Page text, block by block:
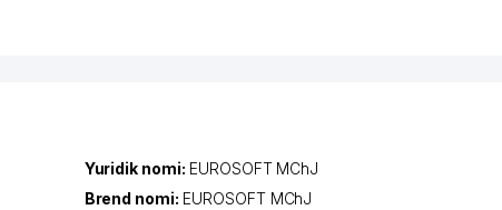
Yuridik nomi: EUROSOFT MChJ
Brend nomi: EUROSOFT MChJ